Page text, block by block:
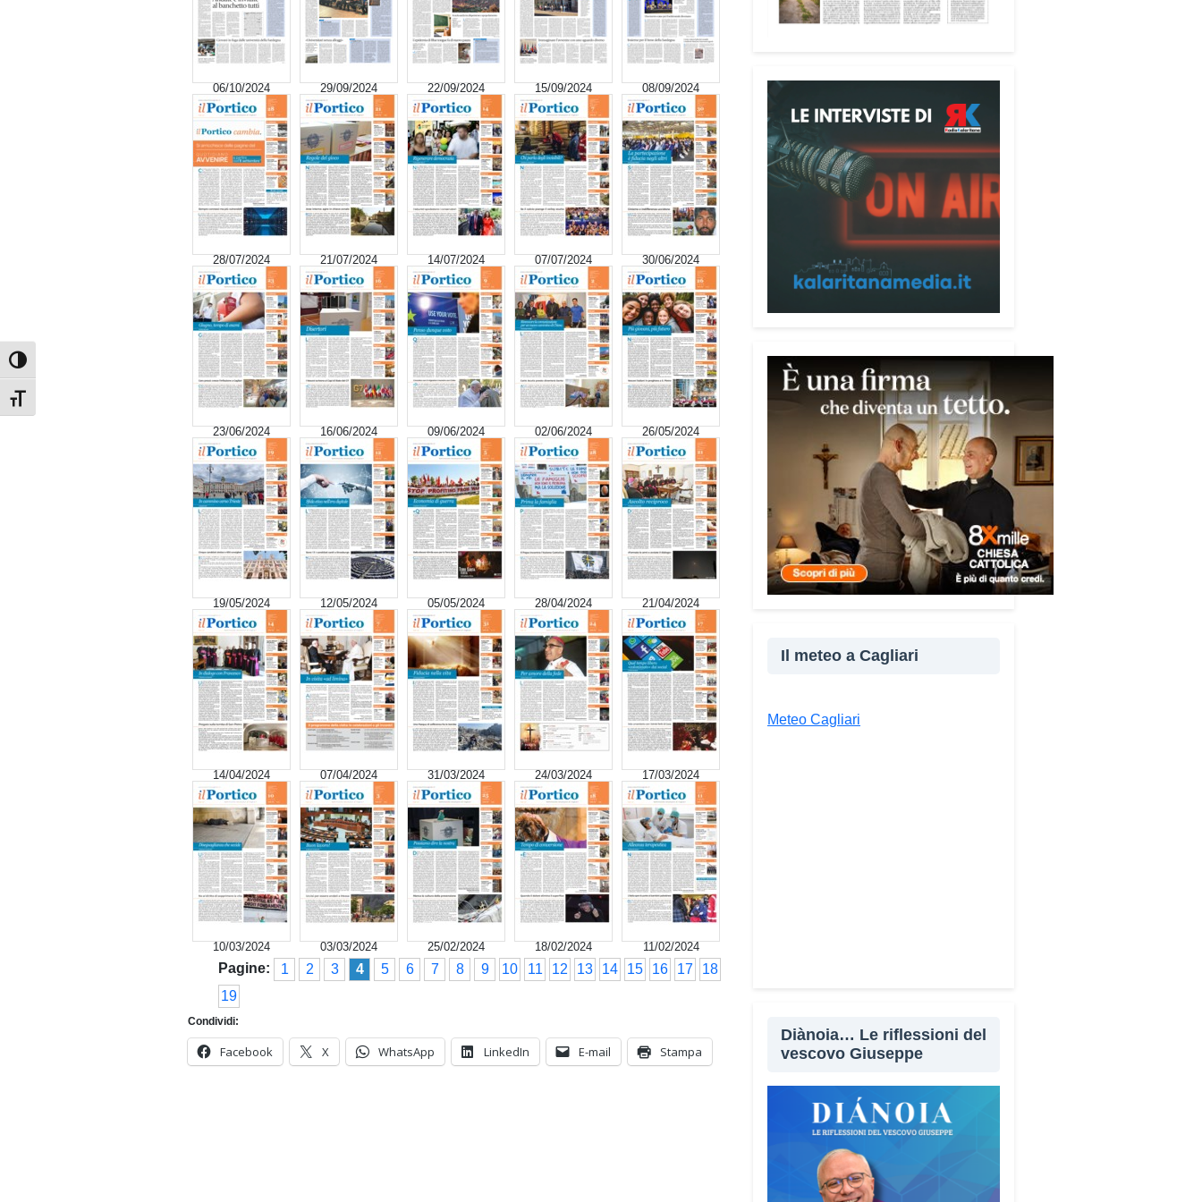
Attiva/disattiva alto contrasto
Attiva/disattiva dimensione testo
06/10/2024 29/09/2024 22/09/2024 15/09/2024 08/09/2024
28/07/2024 21/07/2024 14/07/2024 07/07/2024 30/06/2024
23/06/2024 16/06/2024 09/06/2024 02/06/2024 26/05/2024
19/05/2024 12/05/2024 05/05/2024 28/04/2024 21/04/2024
14/04/2024 07/04/2024 31/03/2024 24/03/2024 17/03/2024
10/03/2024 03/03/2024 25/02/2024 18/02/2024 11/02/2024
Pagine: 1 2 3 4 5 6 7 8 9 10 11 12 13 14 15 16 17
18
19
Condividi:
Facebook X WhatsApp LinkedIn E-mail Stampa
dignità», racconta Alessandro
Tra i partecipanti anche i seminaristi,
impegnati accanto agli anziani della
casa di riposo Cristo Re.
«Un’esperienza di crescita umana e
spirituale che rafforza la vocazione
al servizio», sottolinea Cristiano
Il programma dedica spazio anche
ai temi della pace e della
cooperazione nel Mediterraneo.
Oggi pomeriggio, alla Mediateca del
l’arcivescovo monsignor Giuseppe
Baturi ha approfondito il ruolo dei
giovani nella costruzione di ponti tra
culture e popoli, con un confronto
inserito nel percorso “Cagliari Città
della Pace e del Mediterraneo”,
progetto che promuove il dialogo e
la collaborazione tra le diverse
realtà del bacino mediterraneo.
Tra le testimonianze quella di Thea,
giovane libanese del Consiglio dei
un’esperienza di volontariato: è
un’opportunità per costruire relazioni
universale capace di unire persone
diverse».
Il meteo a Cagliari
Meteo Cagliari
Diànoia… Le riflessioni del
vescovo Giuseppe